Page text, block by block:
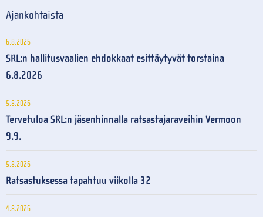
Ajankohtaista
6.8.2026
SRL:n hallitusvaalien ehdokkaat esittäytyvät torstaina
6.8.2026
5.8.2026
Tervetuloa SRL:n jäsenhinnalla ratsastajaraveihin Vermoon
9.9.
5.8.2026
Ratsastuksessa tapahtuu viikolla 32
4.8.2026